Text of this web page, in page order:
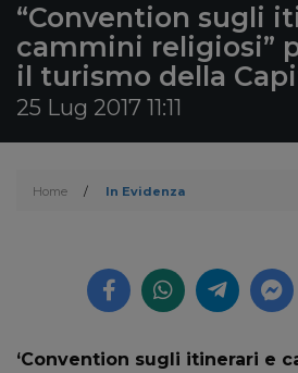
“Convention sugli
cammini religiosi”
il turismo della
25 Lug 2017 11:11
Home / In Evidenza
‘Convention sugli itinerari e